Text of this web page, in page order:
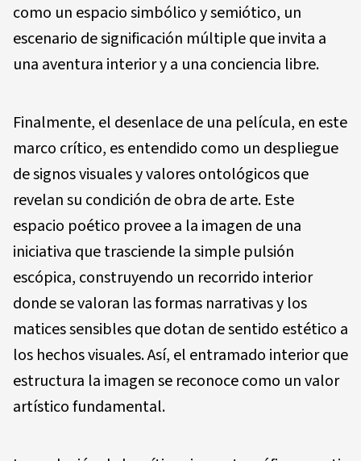
como un espacio simbólico y semiótico, un
escenario de significación múltiple que invita a
una aventura interior y a una conciencia libre.
Finalmente, el desenlace de una película, en este
marco crítico, es entendido como un despliegue
de signos visuales y valores ontológicos que
revelan su condición de obra de arte. Este
espacio poético provee a la imagen de una
iniciativa que trasciende la simple pulsión
escópica, construyendo un recorrido interior
donde se valoran las formas narrativas y los
matices sensibles que dotan de sentido estético a
los hechos visuales. Así, el entramado interior que
estructura la imagen se reconoce como un valor
artístico fundamental.